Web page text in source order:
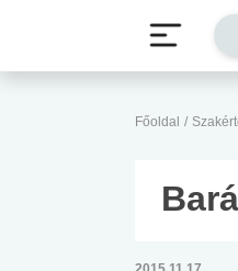
Főoldal /